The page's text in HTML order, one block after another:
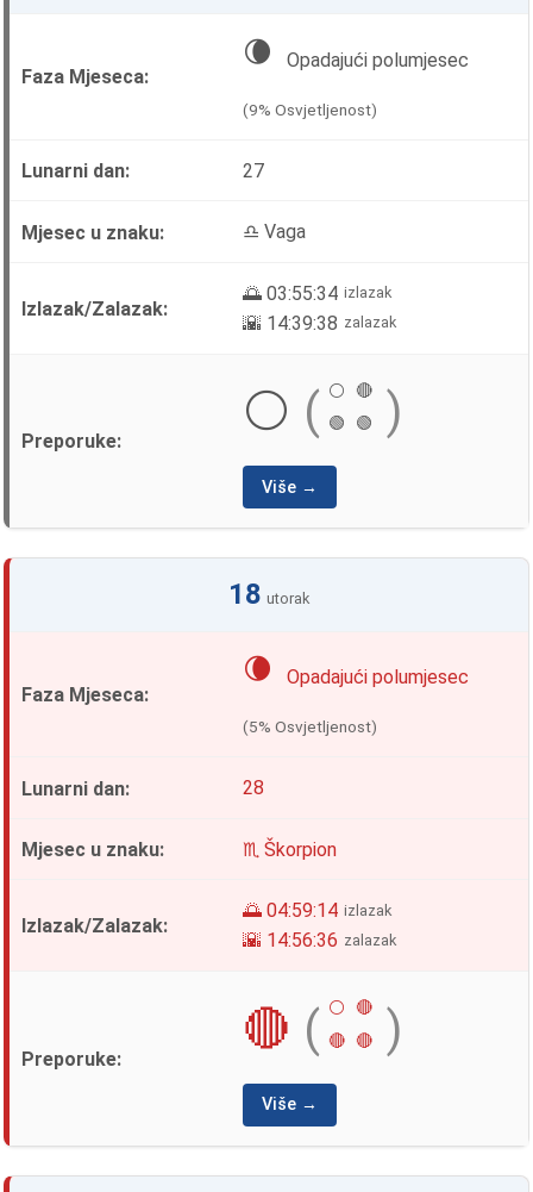
🌘 Opadajući polumjesec
(9% Osvjetljenost)
27
♎ Vaga
🌅 03:55:34 izlazak
🌇 14:39:38 zalazak
⚪ ( ⚪
🔴
🟢
🟢 )
Više →
18 utorak
🌘 Opadajući polumjesec
(5% Osvjetljenost)
28
♏ Škorpion
🌅 04:59:14 izlazak
🌇 14:56:36 zalazak
🔴 ( ⚪
🔴
🔴
🔴 )
Više →